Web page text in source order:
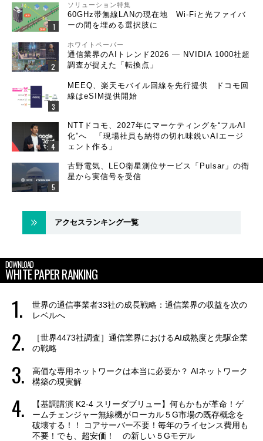
ソリューション特集
60GHz帯無線LANの現在地 Wi-Fiと光ファイバ
ーの間を埋める選択肢に
ホワイトペーパー
通信業界のAIトレンド2026 ― NVIDIA 1000社超
調査が捉えた「転換点」
MEEQ、楽天モバイル回線を先行提供 ドコモ回
線はeSIM提供開始
NTTドコモ、2027年にマーケティングを“フルAI
化”へ 「現場社員も納得の切れ味鋭いAIエージ
ェント作る」
古野電気、LEO衛星測位サービス「Pulsar」の衛
星から実信号を受信
アクセスランキング一覧
DOWNLOAD
WHITE PAPER RANKING
世界の通信事業者33社の成長戦略：通信業界の収益を次の
レベルへ
［世界4473社調査］通信業界におけるAI成熟度と先駆企業
の戦略
高価な専用ネットワークは本当に必要か？ AIネットワーク
構築の現実解
【基調講演 K2-4 スリーダブリュー】何もかもが革命！ゲ
ームチェンジャー無線機がローカル５G市場の既存概念を
破壊する！！ コアサーバー不要！毎年のライセンス費用も
不要！でも、超安価！ の新しい５Gモデル